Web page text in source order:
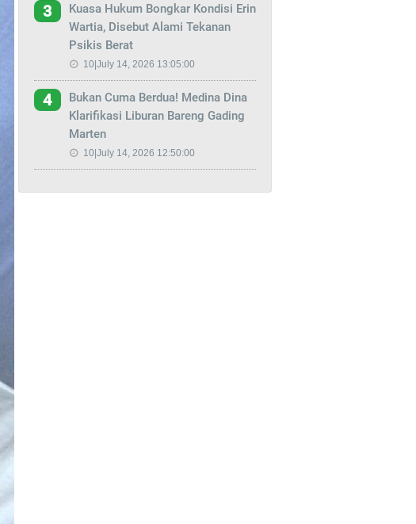
3
Kuasa Hukum Bongkar Kondisi Erin
Wartia, Disebut Alami Tekanan
Psikis Berat
10|July 14, 2026 13:05:00
4
Bukan Cuma Berdua! Medina Dina
Klarifikasi Liburan Bareng Gading
Marten
10|July 14, 2026 12:50:00